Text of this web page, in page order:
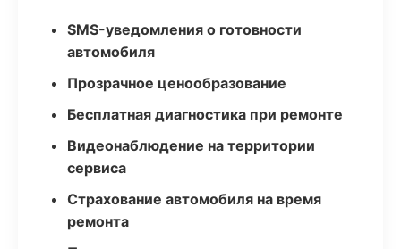
SMS-уведомления о готовности
автомобиля
Прозрачное ценообразование
Бесплатная диагностика при ремонте
Видеонаблюдение на территории
сервиса
Страхование автомобиля на время
ремонта